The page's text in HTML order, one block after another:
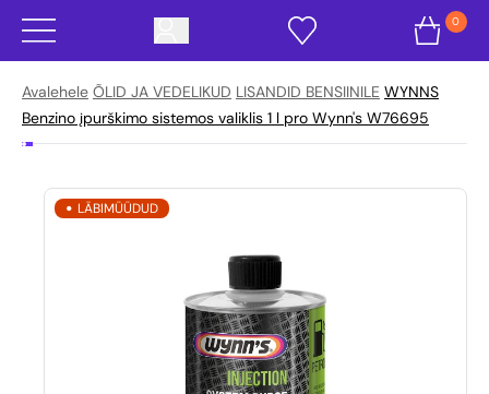
0
Avalehele ÕLID JA VEDELIKUD LISANDID BENSIINILE WYNNS
Benzino įpurškimo sistemos valiklis 1 l pro Wynn's W76695
LÄBIMÜÜDUD